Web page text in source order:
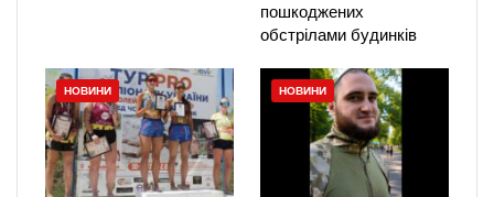
пошкоджених
обстрілами будинків
НОВИНИ НОВИНИ